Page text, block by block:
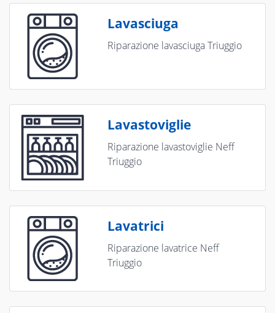
Lavasciuga
Riparazione lavasciuga Triuggio
Lavastoviglie
Riparazione lavastoviglie Neff
Triuggio
Lavatrici
Riparazione lavatrice Neff
Triuggio